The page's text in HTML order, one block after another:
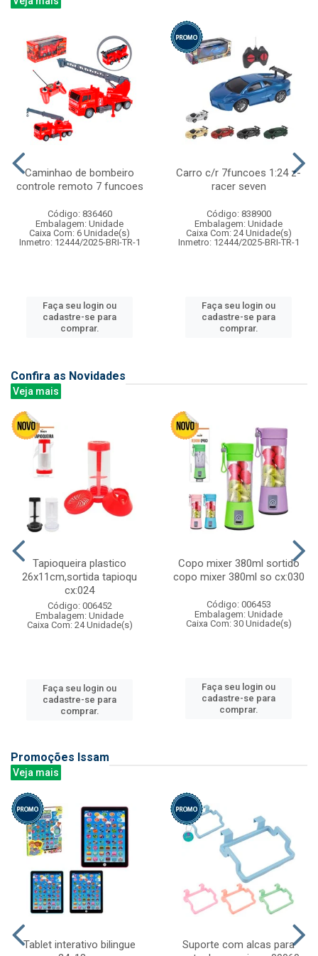
Caminhao de bombeiro
controle remoto 7 funcoes
Código: 836460
Embalagem: Unidade
Caixa Com: 6 Unidade(s)
Inmetro: 12444/2025-BRI-TR-1
Faça seu login ou
cadastre-se para
comprar.
Carro c/r 7funcoes 1:24 z-
racer seven
Código: 838900
Embalagem: Unidade
Caixa Com: 24 Unidade(s)
Inmetro: 12444/2025-BRI-TR-1
Faça seu login ou
cadastre-se para
comprar.
Confira as Novidades
Veja mais
Tapioqueira plastico
26x11cm,sortida tapioqu
cx:024
Código: 006452
Embalagem: Unidade
Caixa Com: 24 Unidade(s)
Faça seu login ou
cadastre-se para
comprar.
Copo mixer 380ml sortido
copo mixer 380ml so cx:030
Código: 006453
Embalagem: Unidade
Caixa Com: 30 Unidade(s)
Faça seu login ou
cadastre-se para
comprar.
Promoções Issam
Veja mais
Tablet interativo bilingue
Suporte com alcas para